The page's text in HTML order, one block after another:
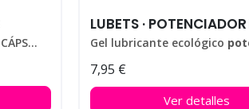
BEACITA (ORLISTAT) 60MG 84 CÁPSULAS Gel lubricante ecológico
Pack con 10 monodosis.
7,95 €
Ver detalles